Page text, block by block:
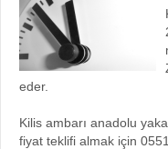
eder.
Kilis ambarı anadolu
fiyat teklifi almak için